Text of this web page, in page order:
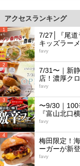
アクセスランキング
1
7/27│『尾道
キッズラー
favy
2
7/31〜｜新
店！濃厚ク
favy
3
〜9/30｜100
『富山北口
favy
4
梅田限定！
ーガーが新
favy